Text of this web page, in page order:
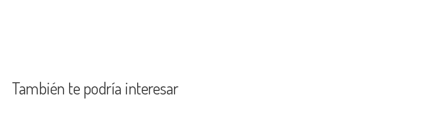
También te podría interesar